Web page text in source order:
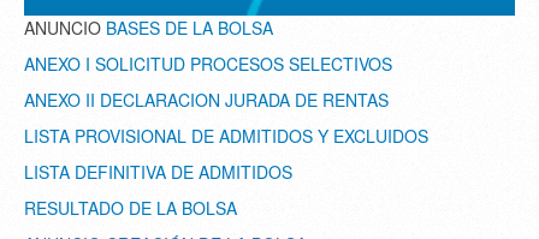
ANUNCIO BASES DE LA BOLSA
ANEXO I SOLICITUD PROCESOS SELECTIVOS
ANEXO II DECLARACION JURADA DE RENTAS
LISTA PROVISIONAL DE ADMITIDOS Y EXCLUIDOS
LISTA DEFINITIVA DE ADMITIDOS
RESULTADO DE LA BOLSA